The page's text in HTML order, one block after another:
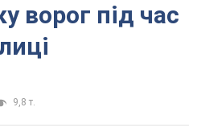
ворог під час
9,8 т.